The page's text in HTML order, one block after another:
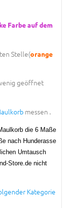
Farbe auf dem
Stelle(orange
geöffnet
messen .
die 6 Maße
nach Hunderasse
Umtausch
Store.de nicht
Kategorie